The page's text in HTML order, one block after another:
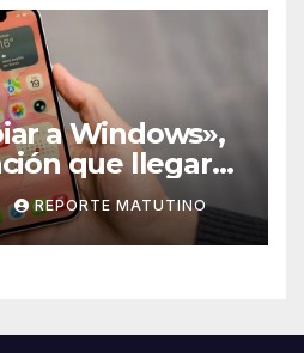
a Windows»,
que llegará
para Europa
REPORTE MATUTINO